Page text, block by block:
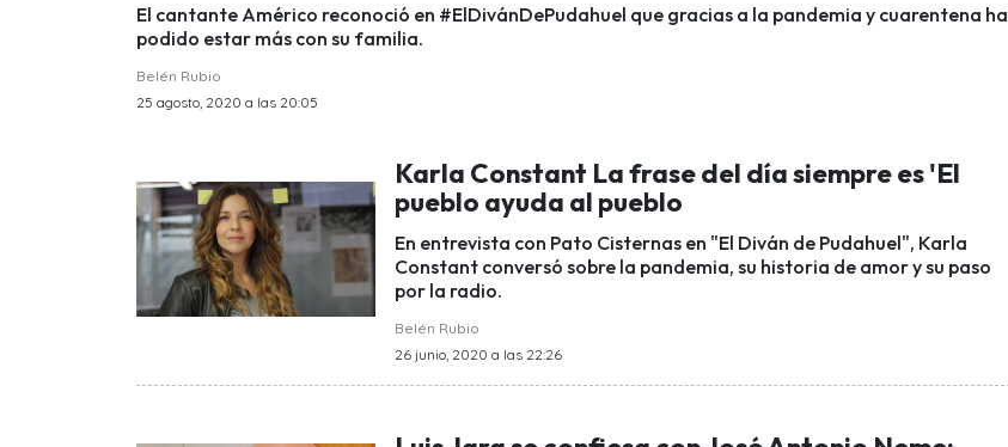
El cantante Américo reconoció en #ElDivánDePudahuel que gracias a la pandemia y cuarentena ha
podido estar más con su familia.
Belén Rubio
25 agosto, 2020 a las 20:05
Karla Constant La frase del día siempre es 'El
pueblo ayuda al pueblo
En entrevista con Pato Cisternas en "El Diván de Pudahuel", Karla
Constant conversó sobre la pandemia, su historia de amor y su paso
por la radio.
Belén Rubio
26 junio, 2020 a las 22:26